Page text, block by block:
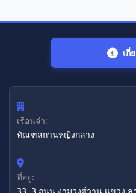
เกี่
เรือนจำ:
ทัณฑสถานหญิงกลาง
ที่อยู่: